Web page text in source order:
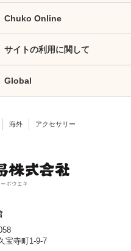
Chuko Online
サイトの利用に関して
Global
海外 アクセサリー
宝寺町1-9-7